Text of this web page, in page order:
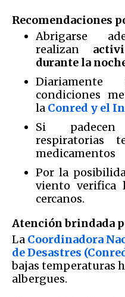
Recomendaciones
Abrigarse
realizan
durante la
condiciones
la Conred y el
Si padecen
respiratorias
medicamentos
Por la
viento verifica
cercanos.
Atención brindada
La Coordinadora
de Desastres
bajas temperaturas
albergues.